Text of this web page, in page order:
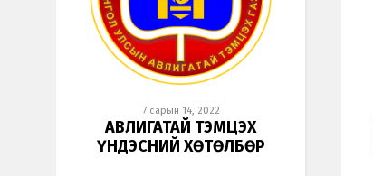
7 сарын 14, 2022
АВЛИГАТАЙ ТЭМЦЭХ
ҮНДЭСНИЙ ХӨТӨЛБӨР